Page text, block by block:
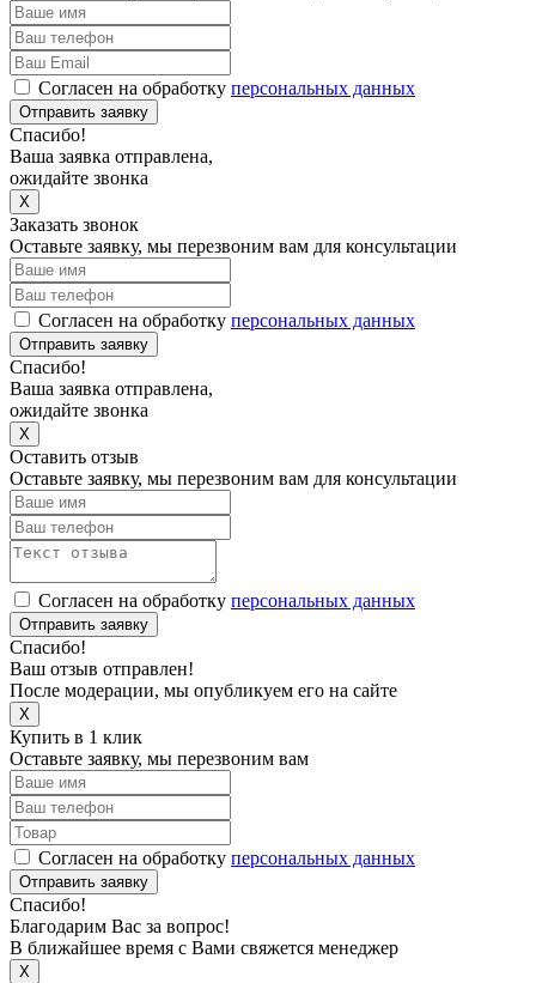
Согласен на обработку персональных данных
Отправить заявку
Спасибо!
Ваша заявка отправлена,
ожидайте звонка
X
Заказать звонок
Оставьте заявку, мы перезвоним вам для консультации
Согласен на обработку персональных данных
Отправить заявку
Спасибо!
Ваша заявка отправлена,
ожидайте звонка
X
Оставить отзыв
Оставьте заявку, мы перезвоним вам для консультации
Согласен на обработку персональных данных
Отправить заявку
Спасибо!
Ваш отзыв отправлен!
После модерации, мы опубликуем его на сайте
X
Купить в 1 клик
Оставьте заявку, мы перезвоним вам
Согласен на обработку персональных данных
Отправить заявку
Спасибо!
Благодарим Вас за вопрос!
В ближайшее время с Вами свяжется менеджер
X